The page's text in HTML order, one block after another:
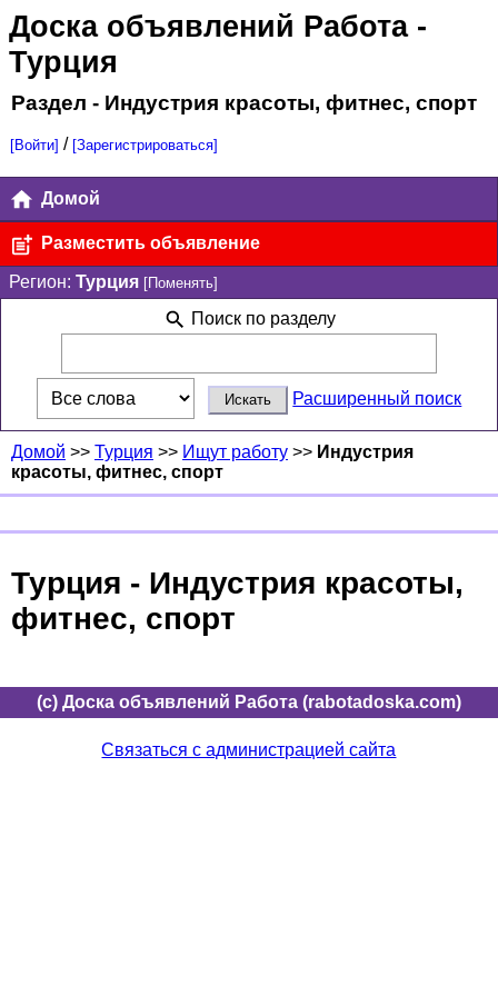
Доска объявлений Работа-
Турция
Раздел - Индустрия красоты, фитнес, спорт
[Войти] / [Зарегистрироваться]
Домой
Разместить объявление
Регион: Турция [Поменять]
Поиск по разделу
Расширенный поиск
Домой >> Турция >> Ищут работу >> Индустрия
красоты, фитнес, спорт
Турция - Индустрия красоты,
фитнес, спорт
(c) Доска объявлений Работа (rabotadoska.com)
Связаться с администрацией сайта